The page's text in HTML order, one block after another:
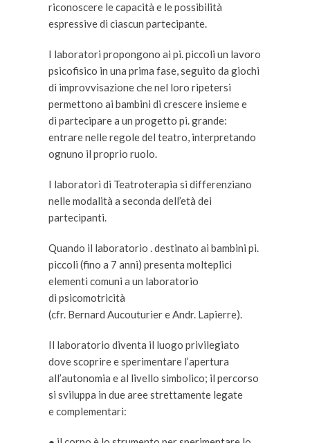
riconoscere le capacità e le possibilità
espressive di ciascun partecipante.
I laboratori propongono ai pi. piccoli un lavoro
psicofisico in una prima fase, seguito da giochi
di improvvisazione che nel loro ripetersi
permettono ai bambini di crescere insieme e
di partecipare a un progetto pi. grande:
entrare nelle regole del teatro, interpretando
ognuno il proprio ruolo.
I laboratori di Teatroterapia si differenziano
nelle modalità a seconda dell’età dei
partecipanti.
Quando il laboratorio . destinato ai bambini pi.
piccoli (fino a 7 anni) presenta molteplici
elementi comuni a un laboratorio
di psicomotricità
(cfr. Bernard Aucouturier e Andr. Lapierre).
Il laboratorio diventa il luogo privilegiato
dove scoprire e sperimentare l’apertura
all’autonomia e al livello simbolico; il percorso
si sviluppa in due aree strettamente legate
e complementari: